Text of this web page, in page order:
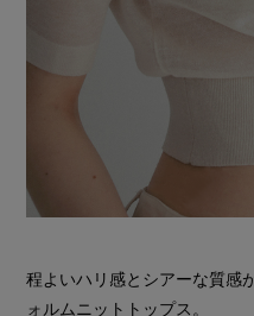
程よいハリ感とシアーな質感
ォルムニットトップス。